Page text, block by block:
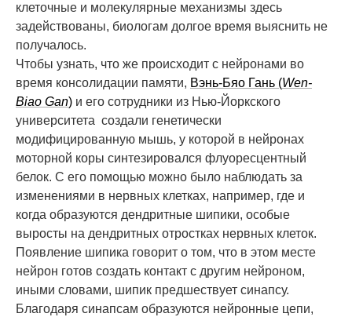
клеточные и молекулярные механизмы здесь
задействованы, биологам долгое время выяснить не
получалось.
Чтобы узнать, что же происходит с нейронами во
время консолидации памяти, Вэнь-Бяо Гань (Wen-
Biao Gan) и его сотрудники из Нью-Йоркского
университета создали генетически
модифицированную мышь, у которой в нейронах
моторной коры синтезировался флуоресцентный
белок. С его помощью можно было наблюдать за
изменениями в нервных клетках, например, где и
когда образуются дендритные шипики, особые
выросты на дендритных отростках нервных клеток.
Появление шипика говорит о том, что в этом месте
нейрон готов создать контакт с другим нейроном,
иными словами, шипик предшествует синапсу.
Благодаря синапсам образуются нейронные цепи,